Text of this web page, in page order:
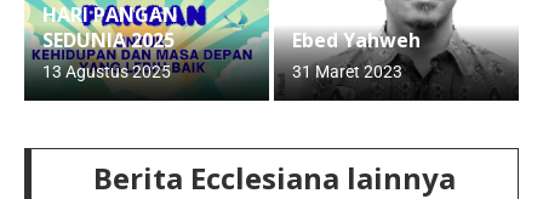
HARI PANGAN
SEDUNIA 2025
13 Agustus 2025
Ebed Yahweh
31 Maret 2023
Berita Ecclesiana lainnya